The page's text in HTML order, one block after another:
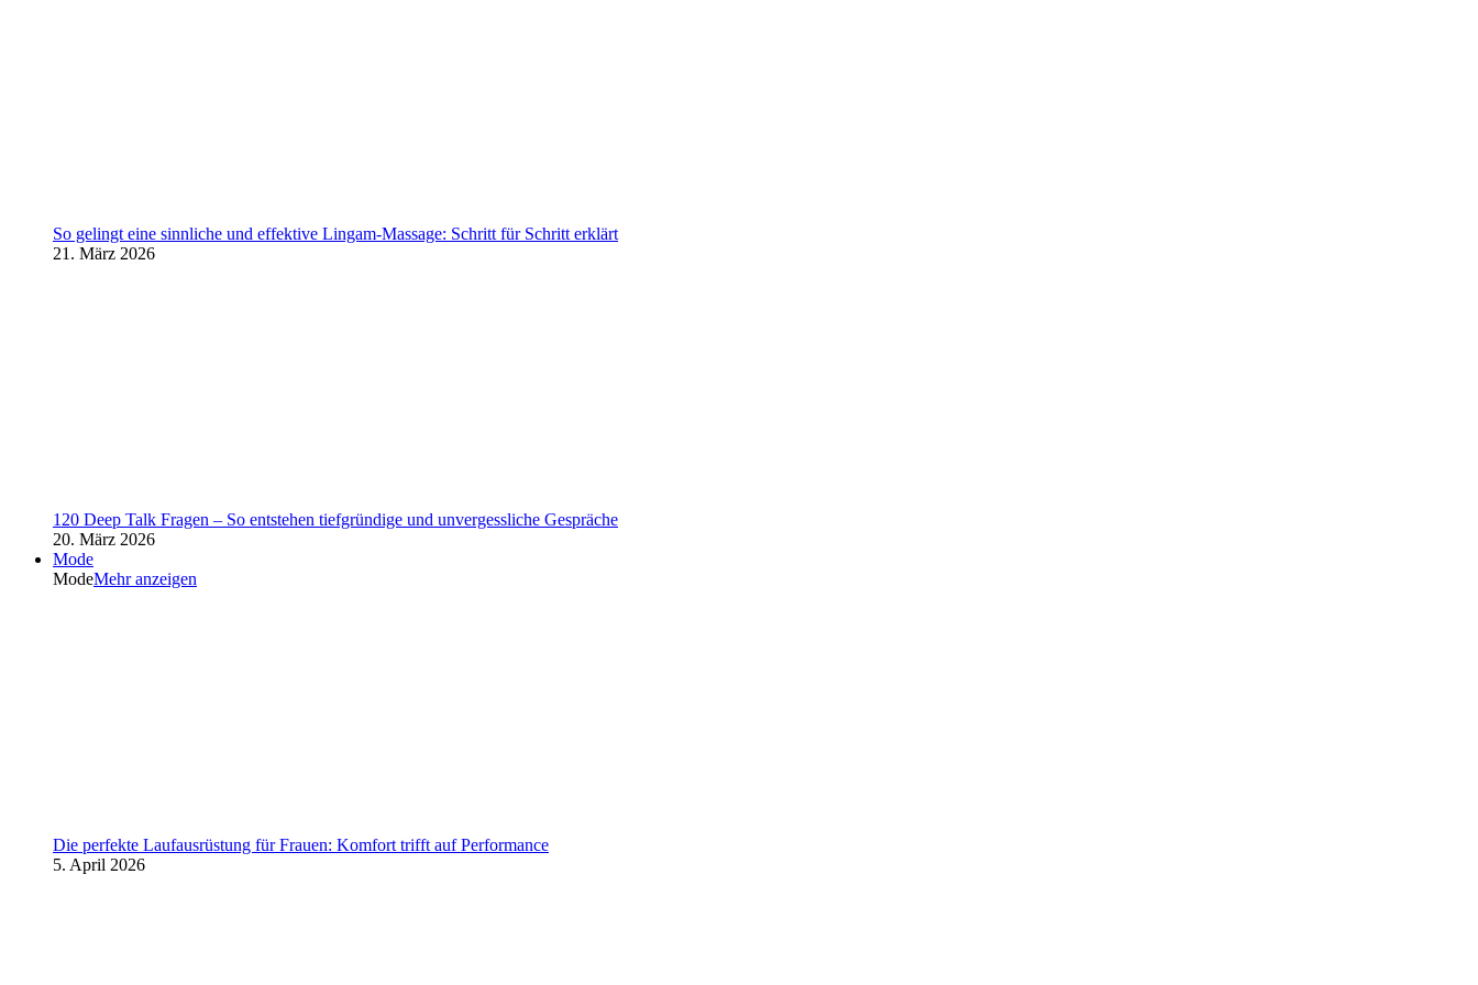
So gelingt eine sinnliche und effektive Lingam-Massage: Schritt für Schritt erklärt
21. März 2026
120 Deep Talk Fragen – So entstehen tiefgründige und unvergessliche Gespräche
20. März 2026
Mode
ModeMehr anzeigen
Die perfekte Laufausrüstung für Frauen: Komfort trifft auf Performance
5. April 2026